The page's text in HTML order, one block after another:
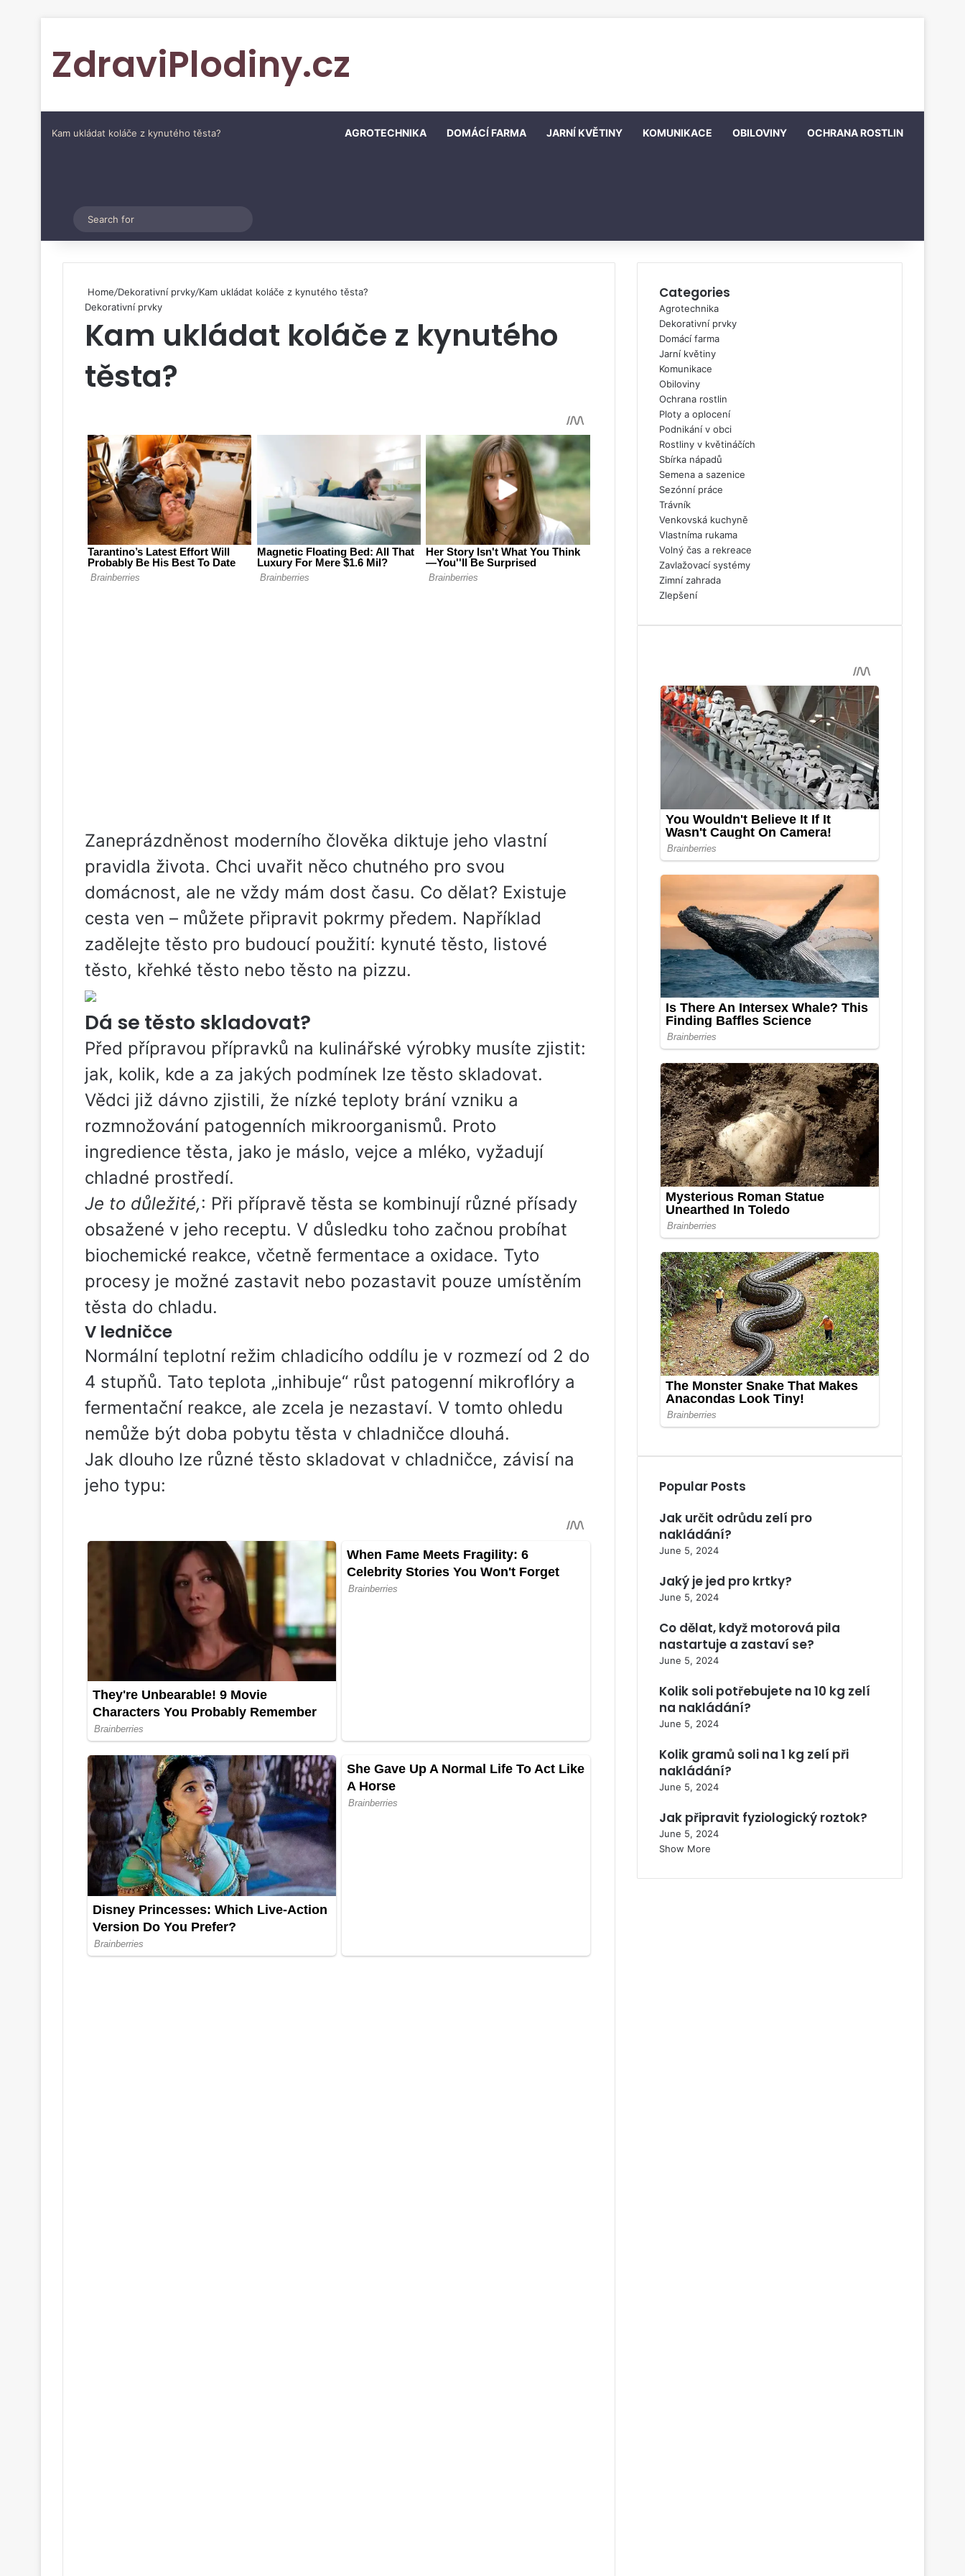
ZdraviPlodiny.cz
Kam ukládat koláče z kynutého těsta? AGROTECHNIKA DOMÁCÍ FARMA JARNÍ KVĚTINY KOMUNIKACE OBILOVINY OCHRANA ROSTLIN
Switch skin
for
Home/Dekorativní prvky/Kam ukládat koláče z kynutého těsta?
Dekorativní prvky
Kam ukládat koláče z kynutého
těsta?
Zaneprázdněnost moderního člověka diktuje jeho vlastní
pravidla života. Chci uvařit něco chutného pro svou
domácnost, ale ne vždy mám dost času. Co dělat? Existuje
cesta ven – můžete připravit pokrmy předem. Například
zadělejte těsto pro budoucí použití: kynuté těsto, listové
těsto, křehké těsto nebo těsto na pizzu.
Dá se těsto skladovat?
Před přípravou přípravků na kulinářské výrobky musíte zjistit:
jak, kolik, kde a za jakých podmínek lze těsto skladovat.
Vědci již dávno zjistili, že nízké teploty brání vzniku a
rozmnožování patogenních mikroorganismů. Proto
ingredience těsta, jako je máslo, vejce a mléko, vyžadují
chladné prostředí.
Je to důležité,: Při přípravě těsta se kombinují různé přísady
obsažené v jeho receptu. V důsledku toho začnou probíhat
biochemické reakce, včetně fermentace a oxidace. Tyto
procesy je možné zastavit nebo pozastavit pouze umístěním
těsta do chladu.
V ledničce
Normální teplotní režim chladicího oddílu je v rozmezí od 2 do
4 stupňů. Tato teplota „inhibuje“ růst patogenní mikroflóry a
fermentační reakce, ale zcela je nezastaví. V tomto ohledu
nemůže být doba pobytu těsta v chladničce dlouhá.
Jak dlouho lze různé těsto skladovat v chladničce, závisí na
jeho typu:
Categories
Agrotechnika
Dekorativní prvky
Domácí farma
Jarní květiny
Komunikace
Obiloviny
Ochrana rostlin
Ploty a oplocení
Podnikání v obci
Rostliny v květináčích
Sbírka nápadů
Semena a sazenice
Sezónní práce
Trávník
Venkovská kuchyně
Vlastníma rukama
Volný čas a rekreace
Zavlažovací systémy
Zimní zahrada
Zlepšení
Popular Posts
Jak určit odrůdu zelí pro
nakládání?
June 5, 2024
Jaký je jed pro krtky?
June 5, 2024
Co dělat, když motorová pila
nastartuje a zastaví se?
June 5, 2024
Kolik soli potřebujete na 10 kg zelí
na nakládání?
June 5, 2024
Kolik gramů soli na 1 kg zelí při
nakládání?
June 5, 2024
Jak připravit fyziologický roztok?
June 5, 2024
Show More